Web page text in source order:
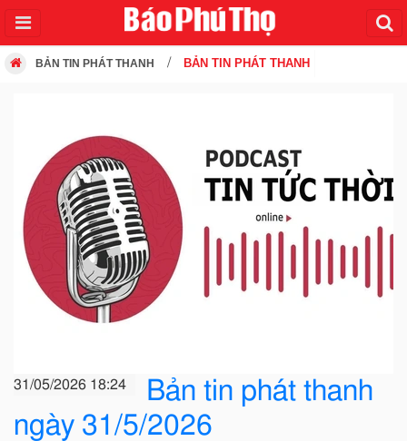
BẢN TIN PHÁT THANH BẢN TIN PHÁT THANH
31/05/2026 18:24
Bản tin phát thanh
ngày 31/5/2026